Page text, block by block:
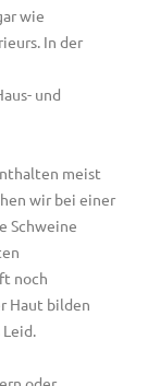
wie
In der
und
meist
wir bei einer
Schweine
noch
Haut bilden